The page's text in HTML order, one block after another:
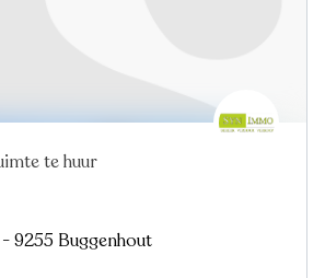
te huur
9255 Buggenhout